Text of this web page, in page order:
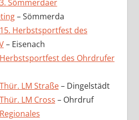
3. Sömmerdaer
– Sömmerda
15. Herbstsportfest des
– Eisenach
Herbstsportfest des Ohrdrufer
Thür. LM Straße– Dingelstädt
Thür. LM Cross – Ohrdruf
Regionales